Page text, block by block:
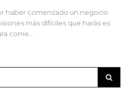
haber comenzado un negocio
más difíciles que harás es
come…